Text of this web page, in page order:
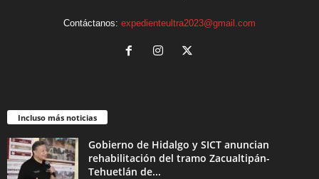
Contáctanos: expedienteultra2023@gmail.com
Incluso más noticias
Gobierno de Hidalgo y SICT anuncian
rehabilitación del tramo Zacualtipán-
Tehuetlán de...